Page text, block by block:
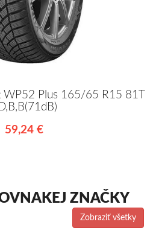
Plus 165/65 R15 81T
59,24 €
ZNAČKY
Zobraziť všetky